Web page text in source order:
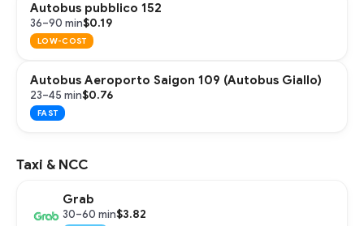
Autobus pubblico 152
36–90 min$0.19
LOW-COST
Autobus Aeroporto Saigon 109 (Autobus Giallo)
23–45 min$0.76
FAST
Taxi & NCC
Grab
30–60 min$3.82